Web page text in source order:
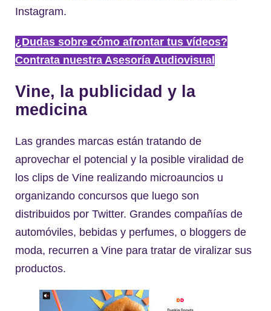
Instagram.
¿Dudas sobre cómo afrontar tus vídeos?
Contrata nuestra Asesoría Audiovisual
Vine, la publicidad y la
medicina
Las grandes marcas están tratando de
aprovechar el potencial y la posible viralidad de
los clips de Vine realizando microauncios u
organizando concursos que luego son
distribuidos por Twitter. Grandes compañías de
automóviles, bebidas y perfumes, o bloggers de
moda, recurren a Vine para tratar de viralizar sus
productos.